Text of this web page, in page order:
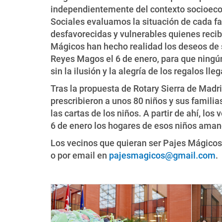
independientemente del contexto
Sociales evaluamos la situación de cada
desfavorecidas y vulnerables quienes
Mágicos han hecho realidad los deseos
Reyes Magos el 6 de enero, para que
sin la ilusión y la alegría de los regalos
Tras la propuesta de Rotary Sierra de
prescribieron a unos 80 niños y sus
las cartas de los niños. A partir de ahí,
6 de enero los hogares de esos niños
Los vecinos que quieran ser Pajes
o por email en pajesmagicos@gmail.com.